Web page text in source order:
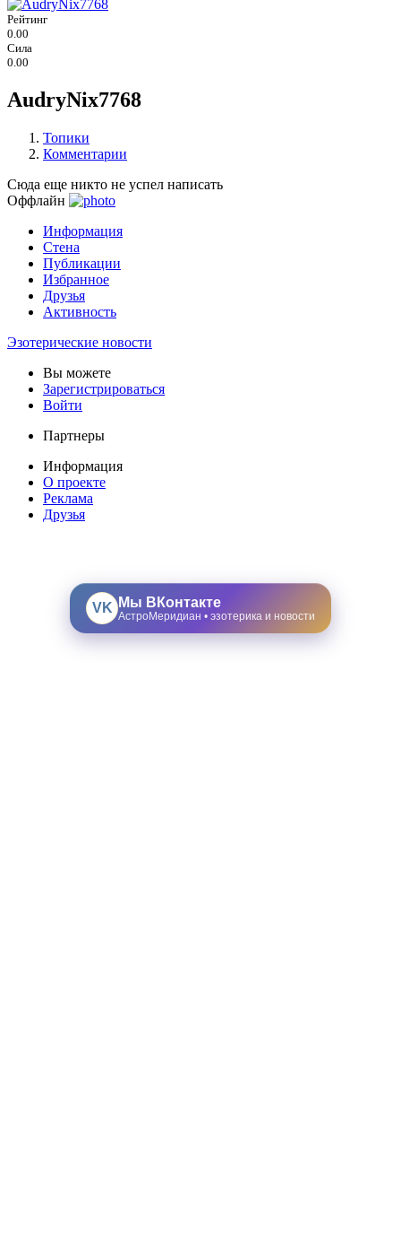
Рейтинг
0.00
Сила
0.00
AudryNix7768
Топики
Комментарии
Сюда еще никто не успел написать
Оффлайн
Информация
Стена
Публикации
Избранное
Друзья
Активность
Эзотерические новости
Вы можете
Зарегистрироваться
Войти
Партнеры
Информация
О проекте
Реклама
Друзья
VK Мы ВКонтакте
АстроМеридиан • эзотерика и новости